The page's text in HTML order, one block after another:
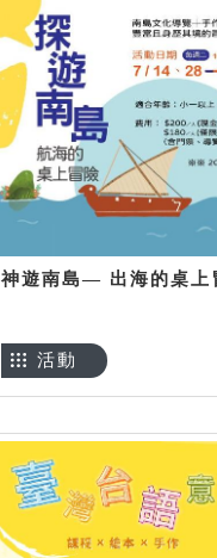
神遊南島— 出海的桌上
活動